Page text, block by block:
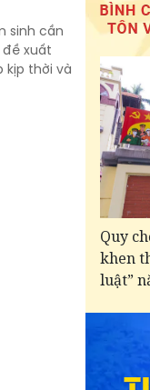
sinh cần
xuất
kịp thời và
Quy
khen
luật”